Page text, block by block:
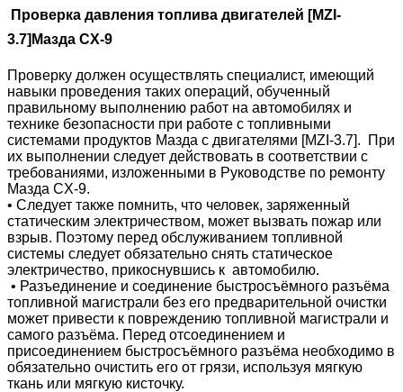
Проверка давления топлива двигателей [MZI-
3.7]Мазда CX-9
Проверку должен осуществлять специалист, имеющий
навыки проведения таких операций, обученный
правильному выполнению работ на автомобилях и
технике безопасности при работе с топливными
системами продуктов Мазда с двигателями [MZI-3.7]. При
их выполнении следует действовать в соответствии с
требованиями, изложенными в Руководстве по ремонту
Мазда CX-9.
• Следует также помнить, что человек, заряженный
статическим электричеством, может вызвать пожар или
взрыв. Поэтому перед обслуживанием топливной
системы следует обязательно снять статическое
электричество, прикоснувшись к автомобилю.
• Разъединение и соединение быстросъёмного разъёма
топливной магистрали без его предварительной очистки
может привести к повреждению топливной магистрали и
самого разъёма. Перед отсоединением и
присоединением быстросъёмного разъёма необходимо в
обязательно очистить его от грязи, используя мягкую
ткань или мягкую кисточку.